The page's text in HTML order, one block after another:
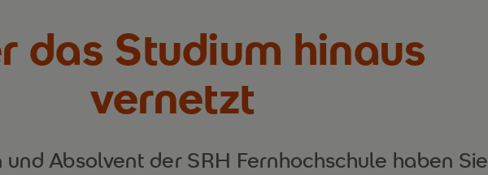
das Studium hinaus
vernetzt
Absolvent der SRH Fernhochschule haben Sie